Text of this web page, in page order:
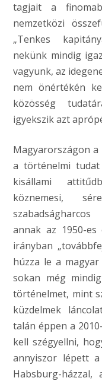
tagjait a
nemzetközi
„Tenkes
nekünk mindig
vagyunk, az
nem önértékén
közösség
igyekszik azt
Magyarországon
a történelmi
kisállami
köznemesi,
annak az 1950-es
irányban
húzza le a
sokan még
történelmet, mint
küzdelmek
talán éppen a
kell szégyellni,
annyiszor lépett
Habsburg-